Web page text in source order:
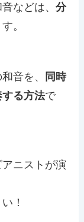
などは、分
。
音を、
同時
る方法で
ニストが演
！